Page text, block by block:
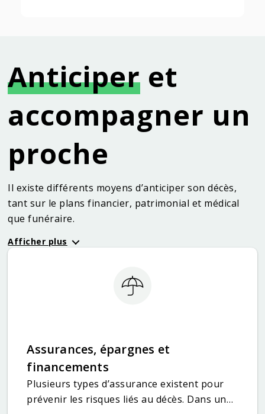
Anticiper et
accompagner un
proche
Il existe différents moyens d’anticiper son décès,
tant sur le plans financier, patrimonial et médical
que funéraire.
Afficher plus
Assurances, épargnes et
financements
Plusieurs types d’assurance existent pour
prévenir les risques liés au décès. Dans un